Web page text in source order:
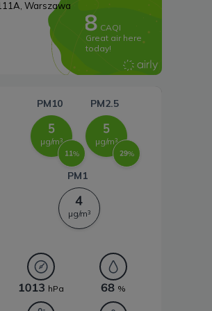
Systemy magazynowania